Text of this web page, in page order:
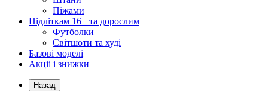
Піжами
Підліткам 16+ та дорослим
Футболки
Світшоти та худі
Базові моделі
Акціі і знижки
Назад